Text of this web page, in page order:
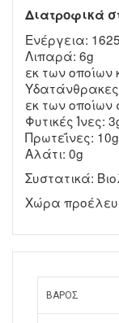
Διατροφικά
Ενέργεια:
Λιπαρά: 6g
εκ των
εκ των
Φυτικές Ίνες:
Πρωτεΐνες: 10g
Αλάτι: 0g
Συστατικά:
Χώρα
ΒΆΡΟΣ